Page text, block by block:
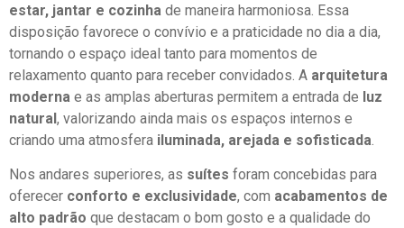
estar, jantar e cozinha de maneira harmoniosa. Essa
disposição favorece o convívio e a praticidade no dia a dia,
tornando o espaço ideal tanto para momentos de
relaxamento quanto para receber convidados. A arquitetura
moderna e as amplas aberturas permitem a entrada de luz
natural, valorizando ainda mais os espaços internos e
criando uma atmosfera iluminada, arejada e sofisticada.
Nos andares superiores, as suítes foram concebidas para
oferecer conforto e exclusividade, com acabamentos de
alto padrão que destacam o bom gosto e a qualidade do